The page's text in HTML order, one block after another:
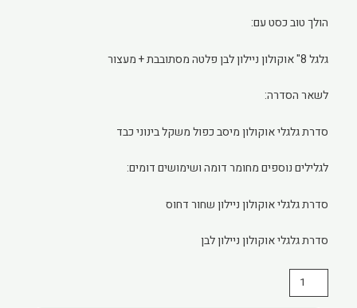
הולך טוב כסט עם:
גלגל 8" אוקולון ניילון לבן פלטה מסתובבת + מעצור
לשאר הסדרה:
סדרת גלגלי אוקולון מיסב כפול משקל בינוני כבד
לגלילים נוספים מחומר דומה ושימושים דומים:
סדרת גלגלי אוקולון ניילון שחור דחוס
סדרת גלגלי אוקולון ניילון לבן
של